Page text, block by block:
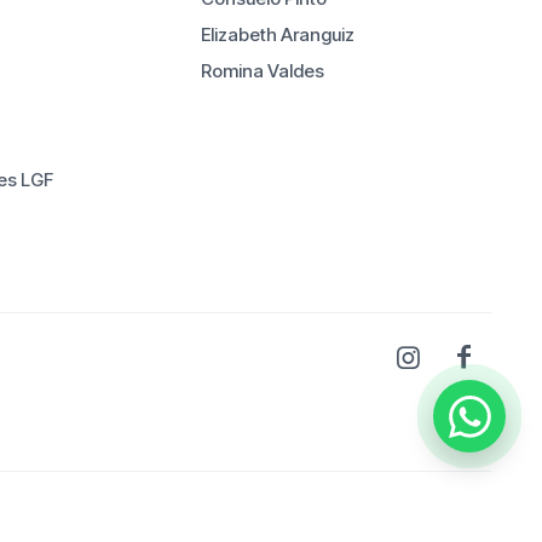
LGF
Elizabeth Aranguiz
Romina Valdes